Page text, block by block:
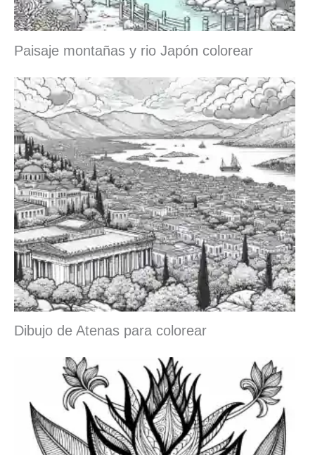
Paisaje montañas y rio Japón colorear
Dibujo de Atenas para colorear